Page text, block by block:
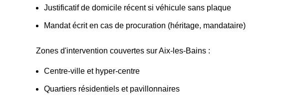
Justificatif de domicile récent si véhicule sans plaque
Mandat écrit en cas de procuration (héritage, mandataire)
Zones d'intervention couvertes sur Aix-les-Bains :
Centre-ville et hyper-centre
Quartiers résidentiels et pavillonnaires